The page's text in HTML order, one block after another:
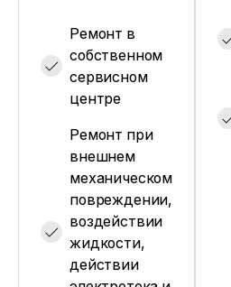
Ремонт в
собственном
сервисном
центре
Ремонт при
внешнем
механическом
повреждении,
воздействии
жидкости,
действии